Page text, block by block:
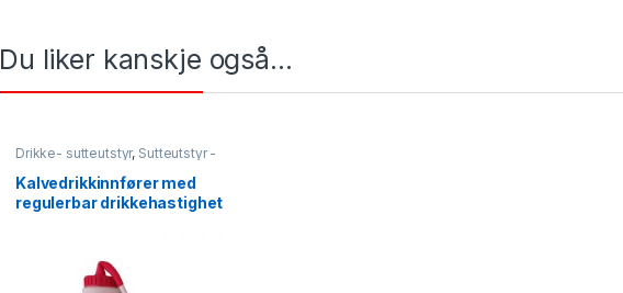
Du liker kanskje også…
Drikke- sutteutstyr, Sutteutstyr -
Kalvedrikkinnfører med
regulerbar drikkehastighet